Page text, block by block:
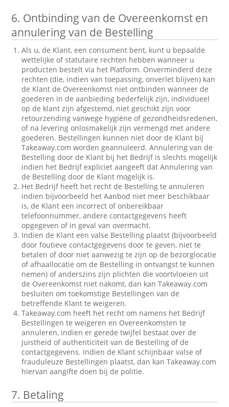
6. Ontbinding van de Overeenkomst en
annulering van de Bestelling
Als u, de Klant, een consument bent, kunt u bepaalde
wettelijke of statutaire rechten hebben wanneer u
producten bestelt via het Platform. Onverminderd deze
rechten (die, indien van toepassing, onverlet blijven) kan
de Klant de Overeenkomst niet ontbinden wanneer de
goederen in de aanbieding bederfelijk zijn, individueel
op de klant zijn afgestemd, niet geschikt zijn voor
retourzending vanwege hygiëne of gezondheidsredenen,
of na levering onlosmakelijk zijn vermengd met andere
goederen. Bestellingen kunnen niet door de Klant bij
Takeaway.com worden geannuleerd. Annulering van de
Bestelling door de Klant bij het Bedrijf is slechts mogelijk
indien het Bedrijf expliciet aangeeft dat Annulering van
de Bestelling door de Klant mogelijk is.
Het Bedrijf heeft het recht de Bestelling te annuleren
indien bijvoorbeeld het Aanbod niet meer beschikbaar
is, de Klant een incorrect of onbereikbaar
telefoonnummer, andere contactgegevens heeft
opgegeven of in geval van overmacht.
Indien de Klant een valse Bestelling plaatst (bijvoorbeeld
door foutieve contactgegevens door te geven, niet te
betalen of door niet aanwezig te zijn op de bezorglocatie
of afhaallocatie om de Bestelling in ontvangst te kunnen
nemen) of anderszins zijn plichten die voortvloeien uit
de Overeenkomst niet nakomt, dan kan Takeaway.com
besluiten om toekomstige Bestellingen van de
betreffende Klant te weigeren.
Takeaway.com heeft het recht om namens het Bedrijf
Bestellingen te weigeren en Overeenkomsten te
annuleren, indien er gerede twijfel bestaat over de
juistheid of authenticiteit van de Bestelling of de
contactgegevens. Indien de Klant schijnbaar valse of
frauduleuze Bestellingen plaatst, dan kan Takeaway.com
hiervan aangifte doen bij de politie.
7. Betaling